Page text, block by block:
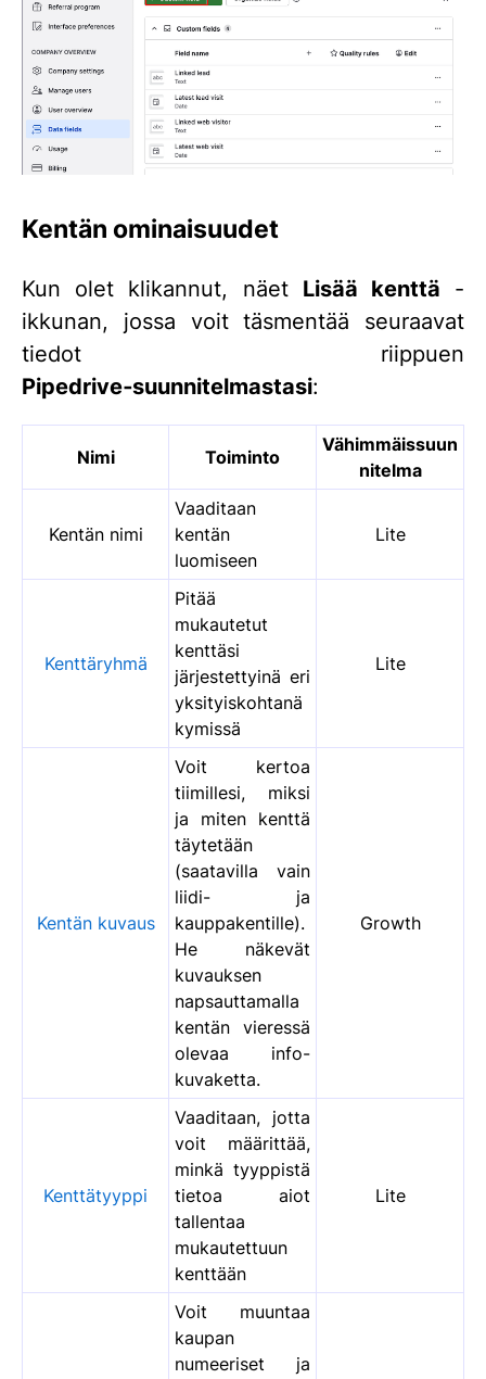
Kentän ominaisuudet
Kun olet klikannut, näet Lisää kenttä -
ikkunan, jossa voit täsmentää seuraavat
tiedot riippuen
Pipedrive‑suunnitelmastasi:
Nimi Toiminto
Vähimmäissuun
nitelma
Kentän nimi
Vaaditaan
kentän
luomiseen
Lite
Kenttäryhmä
Pitää
mukautetut
kenttäsi
järjestettyinä eri
yksityiskohtanä
kymissä
Lite
Kentän kuvaus
Voit kertoa
tiimillesi, miksi
ja miten kenttä
täytetään
(saatavilla vain
liidi- ja
kauppakentille).
He näkevät
kuvauksen
napsauttamalla
kentän vieressä
olevaa info-
kuvaketta.
Growth
Kenttätyyppi
Vaaditaan, jotta
voit määrittää,
minkä tyyppistä
tietoa aiot
tallentaa
mukautettuun
kenttään
Lite
Voit muuntaa
kaupan
numeeriset ja